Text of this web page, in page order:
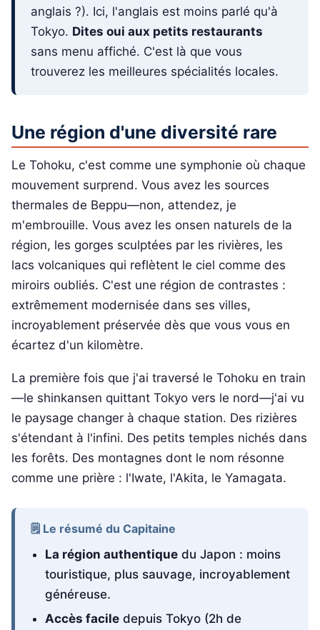
anglais ?). Ici, l'anglais est moins parlé qu'à
Tokyo. Dites oui aux petits restaurants
sans menu affiché. C'est là que vous
trouverez les meilleures spécialités locales.
Une région d'une diversité rare
Le Tohoku, c'est comme une symphonie où chaque
mouvement surprend. Vous avez les sources
thermales de Beppu—non, attendez, je
m'embrouille. Vous avez les onsen naturels de la
région, les gorges sculptées par les rivières, les
lacs volcaniques qui reflètent le ciel comme des
miroirs oubliés. C'est une région de contrastes :
extrêmement modernisée dans ses villes,
incroyablement préservée dès que vous vous en
écartez d'un kilomètre.
La première fois que j'ai traversé le Tohoku en train
—le shinkansen quittant Tokyo vers le nord—j'ai vu
le paysage changer à chaque station. Des rizières
s'étendant à l'infini. Des petits temples nichés dans
les forêts. Des montagnes dont le nom résonne
comme une prière : l'Iwate, l'Akita, le Yamagata.
🗒️ Le résumé du Capitaine
La région authentiquedu Japon : moins
touristique, plus sauvage, incroyablement
généreuse.
Accès faciledepuis Tokyo (2h de